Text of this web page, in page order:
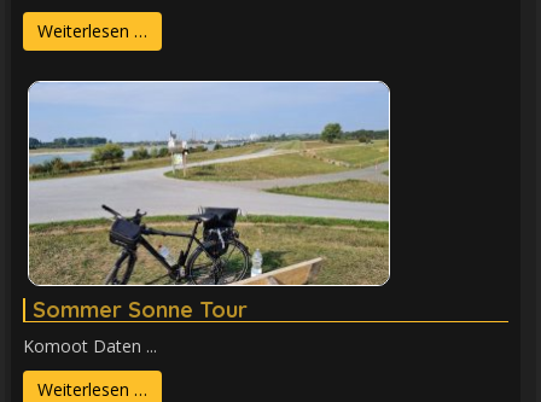
Weiterlesen …
Sommer Sonne Tour
Komoot Daten ...
Weiterlesen …